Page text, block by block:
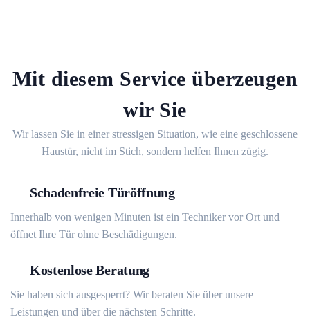
Mit diesem Service überzeugen
wir Sie
Wir lassen Sie in einer stressigen Situation, wie eine geschlossene
Haustür, nicht im Stich, sondern helfen Ihnen zügig.
Schadenfreie Türöffnung
Innerhalb von wenigen Minuten ist ein Techniker vor Ort und
öffnet Ihre Tür ohne Beschädigungen.
Kostenlose Beratung
Sie haben sich ausgesperrt? Wir beraten Sie über unsere
Leistungen und über die nächsten Schritte.